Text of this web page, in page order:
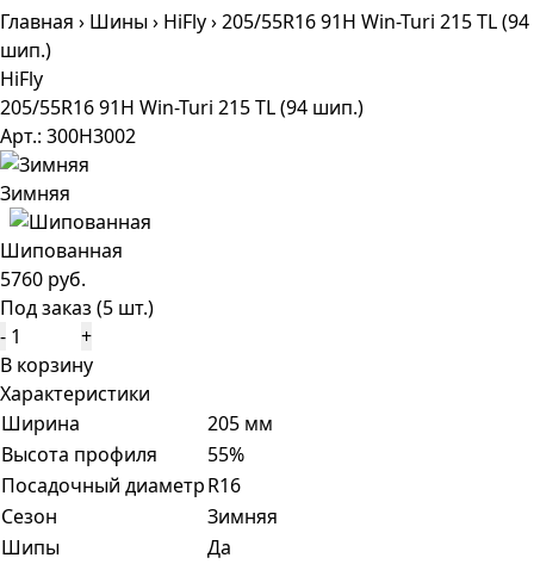
Главная › Шины› HiFly›205/55R16 91H Win-Turi 215 TL (94
шип.)
HiFly
205/55R16 91H Win-Turi 215 TL (94 шип.)
Арт.: 300H3002
Зимняя
Шипованная
5760 руб.
Под заказ (5 шт.)
-
+
В корзину
Характеристики
Ширина
205 мм
Высота профиля
55%
Посадочный диаметрR16
Сезон
Зимняя
Шипы
Да